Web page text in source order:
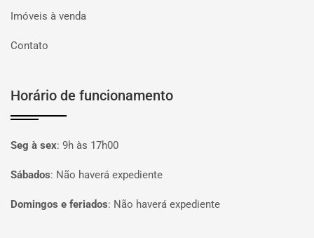
Imóveis à venda
Contato
Horário de funcionamento
Seg à sex: 9h às 17h00
Sábados: Não haverá expediente
Domingos e feriados: Não haverá expediente